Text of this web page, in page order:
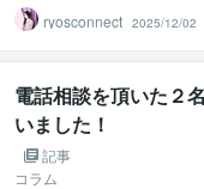
ryosconnect 2025/12/02
電話相談を頂いた２
いました！
記事
コラム